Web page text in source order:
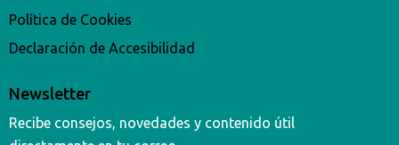
Política de Cookies
Declaración de Accesibilidad
Newsletter
Recibe consejos, novedades y contenido útil